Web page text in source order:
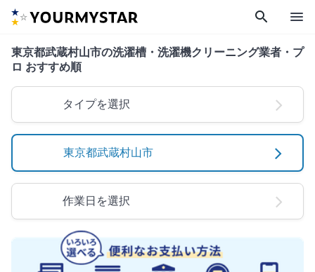
search menu
東京都武蔵村山市の洗濯槽・洗濯機クリーニング業者・プ
ロ おすすめ順
タイプを選択
東京都武蔵村山市
作業日を選択